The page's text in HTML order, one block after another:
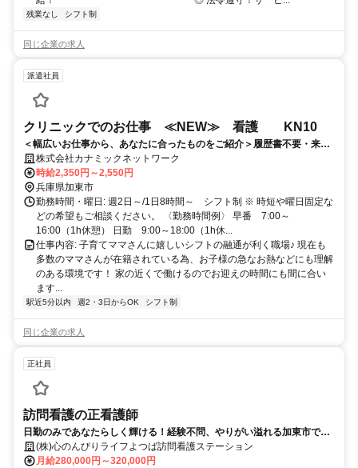
残業なし シフト制
同じ企業の求人
派遣社員
クリニックでのお仕事 ≪NEW≫ 看護 KN10
＜幅広いお仕事から、あなたに合ったものをご紹介＞履歴書不要・来社
不要で簡単お仕事探し♪
株式会社カナミックネットワーク
時給2,350円～2,550円
兵庫県加東市
勤務時間・曜日: 週2日～/1日8時間～ シフト制 ※ 時短や曜日固定な
どの希望もご相談ください。 〈勤務時間例〉 早番 7:00～
16:00（1h休憩） 日勤 9:00～18:00（1h休...
仕事内容: 子育てママさんに嬉しいシフトの融通が利く職場♪ 現在も
多数のママさんが在籍されている為、お子様の急なお熱などにも理解
のある環境です！ 家の近くで働けるのでお迎えの時間にも間に合い
ます...
駅近5分以内 週2・3日からOK シフト制
同じ企業の求人
正社員
訪問看護の正看護師
日勤のみであなたらしく輝ける！経験不問、やりがい溢れる加東市での
訪問看護師募集。
(株)心のんびりライフよつば訪問看護ステーション
月給280,000円～320,000円